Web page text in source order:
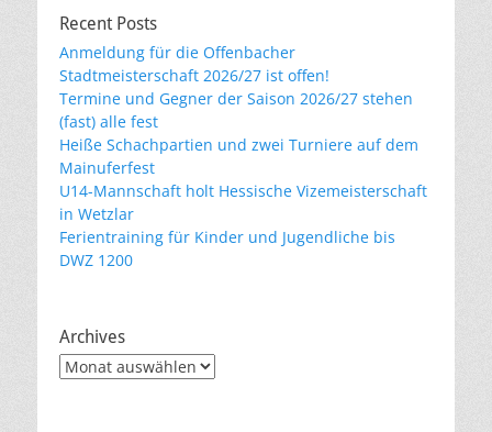
Recent Posts
Anmeldung für die Offenbacher
Stadtmeisterschaft 2026/27 ist offen!
Termine und Gegner der Saison 2026/27 stehen
(fast) alle fest
Heiße Schachpartien und zwei Turniere auf dem
Mainuferfest
U14-Mannschaft holt Hessische Vizemeisterschaft
in Wetzlar
Ferientraining für Kinder und Jugendliche bis
DWZ 1200
Archives
Archives